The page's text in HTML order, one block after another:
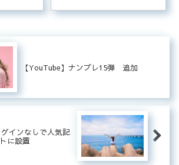
月１５
共にあ
てはいけない&罰ゲーム」
【YouTube】ナンプレ15弾 追加
インなしで人気記
に設置